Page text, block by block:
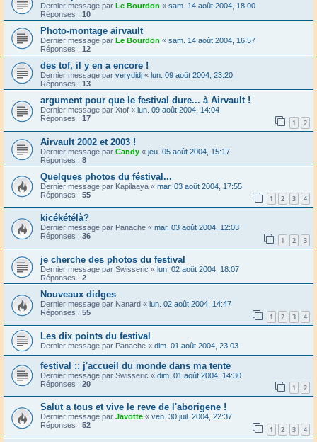
Dernier message par Le Bourdon « sam. 14 août 2004, 18:00
Réponses : 10
Photo-montage airvault
Dernier message par Le Bourdon « sam. 14 août 2004, 16:57
Réponses : 12
des tof, il y en a encore !
Dernier message par verydidj « lun. 09 août 2004, 23:20
Réponses : 13
argument pour que le festival dure... à Airvault !
Dernier message par Xtof « lun. 09 août 2004, 14:04
Réponses : 17 1 2
Airvault 2002 et 2003 !
Dernier message par Candy « jeu. 05 août 2004, 15:17
Réponses : 8
Quelques photos du féstival...
Dernier message par Kapilaaya « mar. 03 août 2004, 17:55
Réponses : 55 1 2 3 4
kicékétélà?
Dernier message par Panache « mar. 03 août 2004, 12:03
Réponses : 36 1 2 3
je cherche des photos du festival
Dernier message par Swisseric « lun. 02 août 2004, 18:07
Réponses : 2
Nouveaux didges
Dernier message par Nanard « lun. 02 août 2004, 14:47
Réponses : 55 1 2 3 4
Les dix points du festival
Dernier message par Panache « dim. 01 août 2004, 23:03
festival :: j'accueil du monde dans ma tente
Dernier message par Swisseric « dim. 01 août 2004, 14:30
Réponses : 20 1 2
Salut a tous et vive le reve de l'aborigene !
Dernier message par Javotte « ven. 30 juil. 2004, 22:37
Réponses : 52 1 2 3 4